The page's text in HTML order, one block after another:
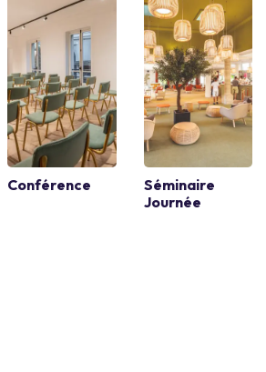
Conférence
Séminaire
Journée